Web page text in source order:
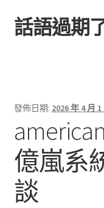
跳
至
跳
至
話語過期
發佈日期: 2026 年 4 月 1
億嵐系
談